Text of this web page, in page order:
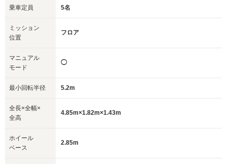
乗車定員 5名
ミッション
位置
フロア
マニュアル
モード
◯
最小回転半径 5.2m
全長×全幅×
全高
4.85m×1.82m×1.43m
ホイール
ベース
2.85m